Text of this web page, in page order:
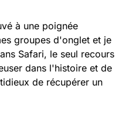
à une poignée
groupes d'onglet et je
Safari, le seul recours
dans l'histoire et de
de récupérer un